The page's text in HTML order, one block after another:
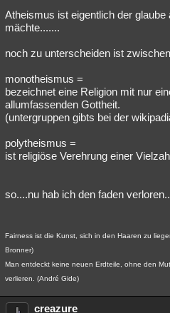
Atheismus ist eigentlich der
mächte.......
noch zu unterscheiden ist
monotheismus =
bezeichnet eine Religion mit nur
allumfassenden Gottheit.
(untergruppen gibts bei der
polytheismus =
ist religiöse Verehrung einer
so....nu hab ich den faden
Fairness ist die Kunst, sich in den Haaren zu
Bronner)
Man entdeckt keine neuen Erdteile, ohne den
verlieren. (André Gide)
creazure